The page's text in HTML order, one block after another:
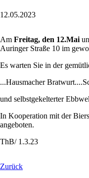
12.05.2023
Am Freitag, den 12.Mai
Auringer Straße 10 im
Es warten Sie in der
...Hausmacher
und selbstgekelterter
In Kooperation mit der
angeboten.
ThB/ 1.3.23
Zurück